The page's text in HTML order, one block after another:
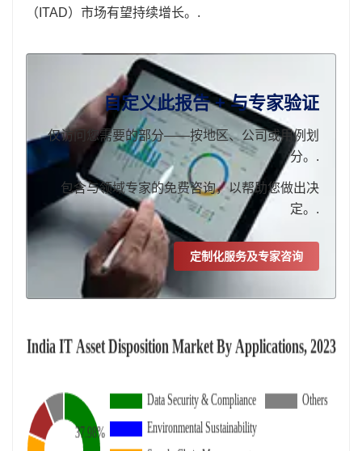
（ITAD）市场有望持续增长。.
自定义此报告 + 与专家验证
仅访问您需要的部分——按地区、公司或用例划
分。.
包含与领域专家的免费咨询，以帮助您做出决
定。.
定制化服务及专家咨询